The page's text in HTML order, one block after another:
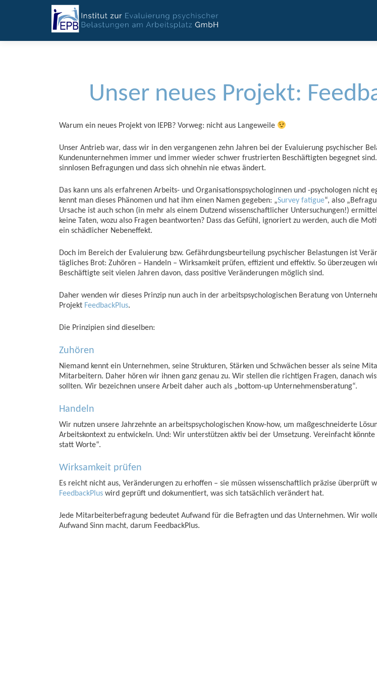
Unser neues Projekt:
Warum ein neues Projekt von IEPB? Vorweg: nicht aus Langeweile
Unser Antrieb war, dass wir in den vergangenen zehn Jahren bei der Evaluierung psychischer
Kundenunternehmen immer und immer wieder schwer frustrierten Beschäftigten begegnet
sinnlosen Befragungen und dass sich ohnehin nie etwas ändert.
Das kann uns als erfahrenen Arbeits- und Organisationspsychologinnen und -psychologen nicht
kennt man dieses Phänomen und hat ihm einen Namen gegeben: „Survey fatigue“, also
Ursache ist auch schon (in mehr als einem Dutzend wissenschaftlicher Untersuchungen!)
keine Taten, wozu also Fragen beantworten? Dass das Gefühl, ignoriert zu werden, auch die
ein schädlicher Nebeneffekt.
Doch im Bereich der Evaluierung bzw. Gefährdungsbeurteilung psychischer Belastungen ist
tägliches Brot: Zuhören – Handeln – Wirksamkeit prüfen, effizient und effektiv. So überzeugen
Beschäftigte seit vielen Jahren davon, dass positive Veränderungen möglich sind.
Daher wenden wir dieses Prinzip nun auch in der arbeitspsychologischen Beratung von
Projekt FeedbackPlus.
Die Prinzipien sind dieselben:
Zuhören
Niemand kennt ein Unternehmen, seine Strukturen, Stärken und Schwächen besser als seine
Mitarbeitern. Daher hören wir ihnen ganz genau zu. Wir stellen die richtigen Fragen, danach
sollten. Wir bezeichnen unsere Arbeit daher auch als „bottom-up Unternehmensberatung“.
Handeln
Wir nutzen unsere Jahrzehnte an arbeitspsychologischen Know-how, um maßgeschneiderte
Arbeitskontext zu entwickeln. Und: Wir unterstützen aktiv bei der Umsetzung. Vereinfacht könnte
statt Worte“.
Wirksamkeit prüfen
Es reicht nicht aus, Veränderungen zu erhoffen – sie müssen wissenschaftlich präzise überprüft
FeedbackPlus wird geprüft und dokumentiert, was sich tatsächlich verändert hat.
Jede Mitarbeiterbefragung bedeutet Aufwand für die Befragten und das Unternehmen. Wir
Aufwand Sinn macht, darum FeedbackPlus.